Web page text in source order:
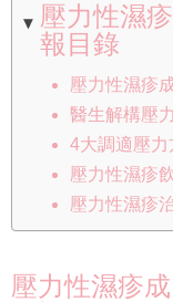
壓力性濕
報目錄
壓力性濕疹
醫生解構壓
4大調適壓力
壓力性濕疹
壓力性濕疹
壓力性濕疹